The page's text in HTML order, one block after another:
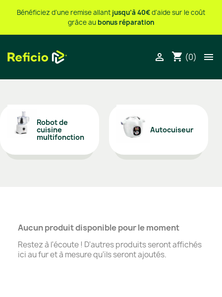
Bénéficiez d’une remise allant jusqu’à 40€d’aide sur le coût
grâce au bonus réparation
 shopping_cart (0) 
Robot de
cuisine
multifonction
Autocuiseur
Aucun produit disponible pour le moment
Restez à l'écoute ! D'autres produits seront affichés
ici au fur et à mesure qu'ils seront ajoutés.